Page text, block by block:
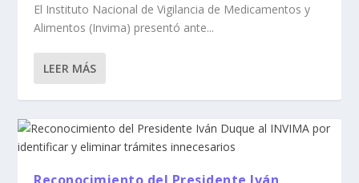
El Instituto Nacional de Vigilancia de Medicamentos y
Alimentos (Invima) presentó ante...
LEER MÁS
Reconocimiento del Presidente Iván